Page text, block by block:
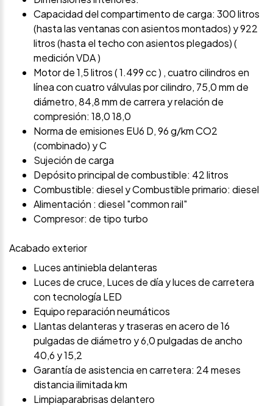
Capacidad del compartimento de carga: 300 litros
(hasta las ventanas con asientos montados) y 922
litros (hasta el techo con asientos plegados) (
medición VDA )
Motor de 1,5 litros ( 1.499 cc ) , cuatro cilindros en
línea con cuatro válvulas por cilindro, 75,0 mm de
diámetro, 84,8 mm de carrera y relación de
compresión: 18,0 18,0
Norma de emisiones EU6 D, 96 g/km CO2
(combinado) y C
Sujeción de carga
Depósito principal de combustible: 42 litros
Combustible: diesel y Combustible primario: diesel
Alimentación : diesel "common rail"
Compresor: de tipo turbo
Acabado exterior
Luces antiniebla delanteras
Luces de cruce, Luces de día y luces de carretera
con tecnología LED
Equipo reparación neumáticos
Llantas delanteras y traseras en acero de 16
pulgadas de diámetro y 6,0 pulgadas de ancho
40,6 y 15,2
Garantía de asistencia en carretera: 24 meses
distancia ilimitada km
Limpiaparabrisas delantero